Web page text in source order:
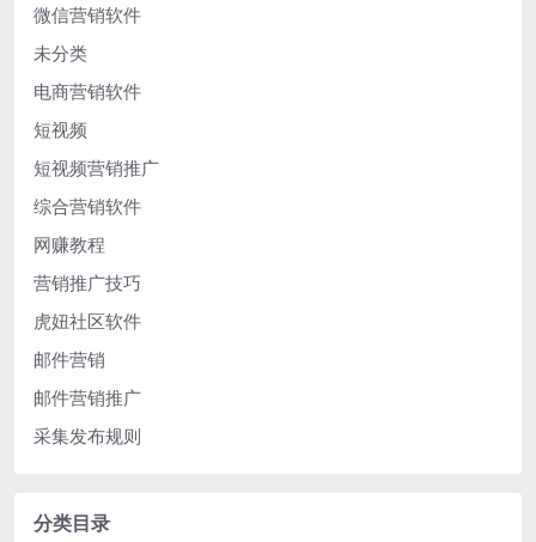
微信营销软件
未分类
电商营销软件
短视频
短视频营销推广
综合营销软件
网赚教程
营销推广技巧
虎妞社区软件
邮件营销
邮件营销推广
采集发布规则
分类目录